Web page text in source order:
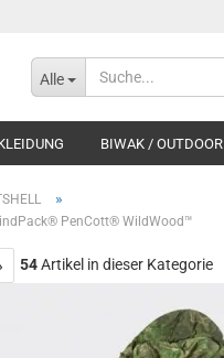
Alle
BIWAK / OUTDOOR
»
PenCott® WildWood™
54Artikel in dieser Kategorie